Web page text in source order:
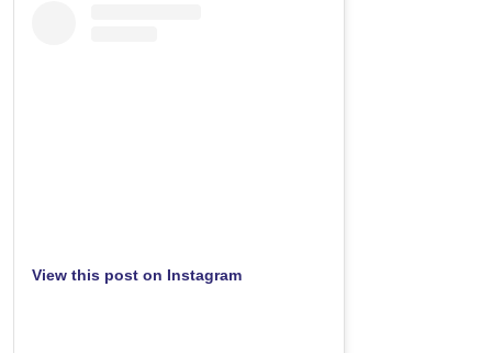
View this post on Instagram